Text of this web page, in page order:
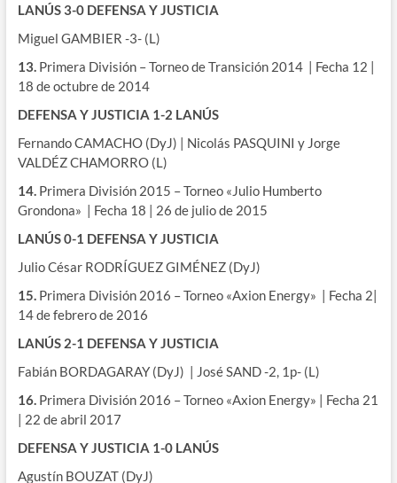
LANÚS 3-0 DEFENSA Y JUSTICIA
Miguel GAMBIER -3- (L)
13. Primera División – Torneo de Transición 2014 | Fecha 12 |
18 de octubre de 2014
DEFENSA Y JUSTICIA 1-2 LANÚS
Fernando CAMACHO (DyJ) | Nicolás PASQUINI y Jorge
VALDÉZ CHAMORRO (L)
14. Primera División 2015 – Torneo «Julio Humberto
Grondona» | Fecha 18 | 26 de julio de 2015
LANÚS 0-1 DEFENSA Y JUSTICIA
Julio César RODRÍGUEZ GIMÉNEZ (DyJ)
15. Primera División 2016 – Torneo «Axion Energy» | Fecha 2|
14 de febrero de 2016
LANÚS 2-1 DEFENSA Y JUSTICIA
Fabián BORDAGARAY (DyJ) | José SAND -2, 1p- (L)
16. Primera División 2016 – Torneo «Axion Energy» | Fecha 21
| 22 de abril 2017
DEFENSA Y JUSTICIA 1-0 LANÚS
Agustín BOUZAT (DyJ)